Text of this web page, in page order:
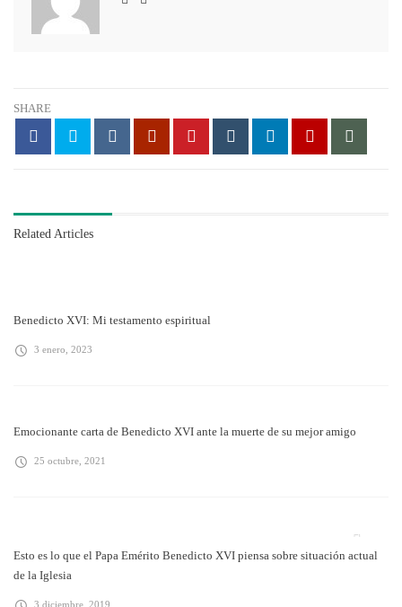
SHARE
Related Articles
Benedicto XVI: Mi testamento espiritual
3 enero, 2023
Emocionante carta de Benedicto XVI ante la muerte de su mejor amigo
25 octubre, 2021
Esto es lo que el Papa Emérito Benedicto XVI piensa sobre situación actual
de la Iglesia
3 diciembre, 2019